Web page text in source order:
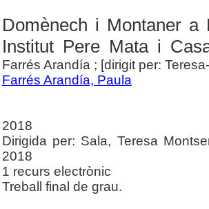
Domènech i Montaner a
Institut Pere Mata i
Farrés Arandía ; [dirigit per:
Farrés Arandía, Paula
2018
Dirigida per: Sala, Teresa
2018
1 recurs electrònic
Treball final de grau.